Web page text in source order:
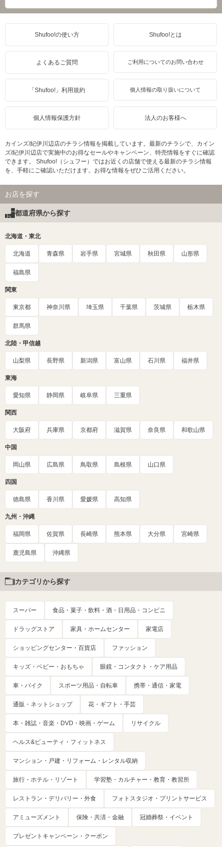
Shufoo!の使い方 Shufoo!とは
よくあるご質問 ご利用についてのお問い合わせ
「Shufoo!」利用規約 個人情報の取り扱いについて
個人情報保護方針 法人のお客様へ
カインズ/紀伊川辺店のチラシ情報を掲載しています。最新のチラシで、カイン
ズ/紀伊川辺店で実施中のお得なセールやキャンペーン、特売情報をすぐに確認
できます。 Shufoo!（シュフー）ではお近くの店舗で使える最新のチラシ情報
を、手軽にご確認いただけます。お得な情報をぜひご活用ください。
お店を探す
都道府県から探す
北海道・東北
北海道 青森県 岩手県 宮城県 秋田県 山形県
福島県
関東
東京都 神奈川県 埼玉県 千葉県 茨城県 栃木県
群馬県
北陸・甲信越
山梨県 長野県 新潟県 富山県 石川県 福井県
東海
愛知県 静岡県 岐阜県 三重県
関西
大阪府 兵庫県 京都府 滋賀県 奈良県 和歌山県
中国
岡山県 広島県 鳥取県 島根県 山口県
四国
徳島県 香川県 愛媛県 高知県
九州・沖縄
福岡県 佐賀県 長崎県 熊本県 大分県 宮崎県
鹿児島県 沖縄県
カテゴリから探す
スーパー 食品・菓子・飲料・酒・日用品・コンビニ
ドラッグストア 家具・ホームセンター 家電店
ショッピングセンター・百貨店 ファッション
キッズ・ベビー・おもちゃ 眼鏡・コンタクト・ケア用品
車・バイク スポーツ用品・自転車 携帯・通信・家電
通販・ネットショップ 花・ギフト・手芸
本・雑誌・音楽・DVD・映画・ゲーム リサイクル
ヘルス&ビューティ・フィットネス
マンション・戸建・リフォーム・レンタル収納
旅行・ホテル・リゾート 学習塾・カルチャー・教育・教習所
レストラン・デリバリー・外食 フォトスタジオ・プリントサービス
アミューズメント 保険・共済・金融 冠婚葬祭・イベント
プレゼントキャンペーン・クーポン